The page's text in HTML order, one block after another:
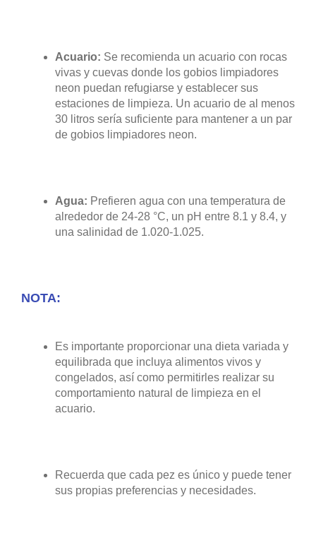
Acuario: Se recomienda un acuario con rocas
vivas y cuevas donde los gobios limpiadores
neon puedan refugiarse y establecer sus
estaciones de limpieza. Un acuario de al menos
30 litros sería suficiente para mantener a un par
de gobios limpiadores neon.
Agua: Prefieren agua con una temperatura de
alrededor de 24-28 °C, un pH entre 8.1 y 8.4, y
una salinidad de 1.020-1.025.
NOTA:
Es importante proporcionar una dieta variada y
equilibrada que incluya alimentos vivos y
congelados, así como permitirles realizar su
comportamiento natural de limpieza en el
acuario.
Recuerda que cada pez es único y puede tener
sus propias preferencias y necesidades.